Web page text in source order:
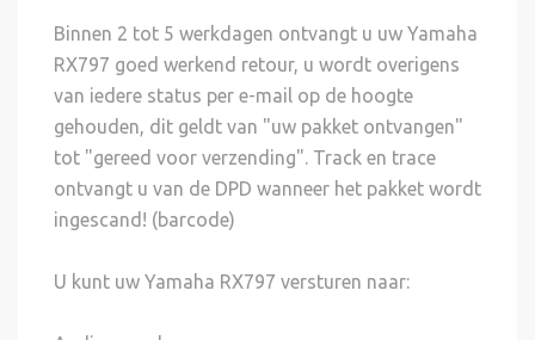
Binnen 2 tot 5 werkdagen ontvangt u uw Yamaha
RX797 goed werkend retour, u wordt overigens
van iedere status per e-mail op de hoogte
gehouden, dit geldt van "uw pakket ontvangen"
tot "gereed voor verzending". Track en trace
ontvangt u van de DPD wanneer het pakket wordt
ingescand! (barcode)
U kunt uw Yamaha RX797 versturen naar: